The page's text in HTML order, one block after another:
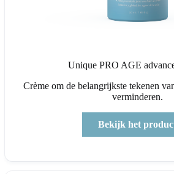
Unique PRO AGE
Crème om de belangrijkste tekenen
verminderen.
Bekijk het